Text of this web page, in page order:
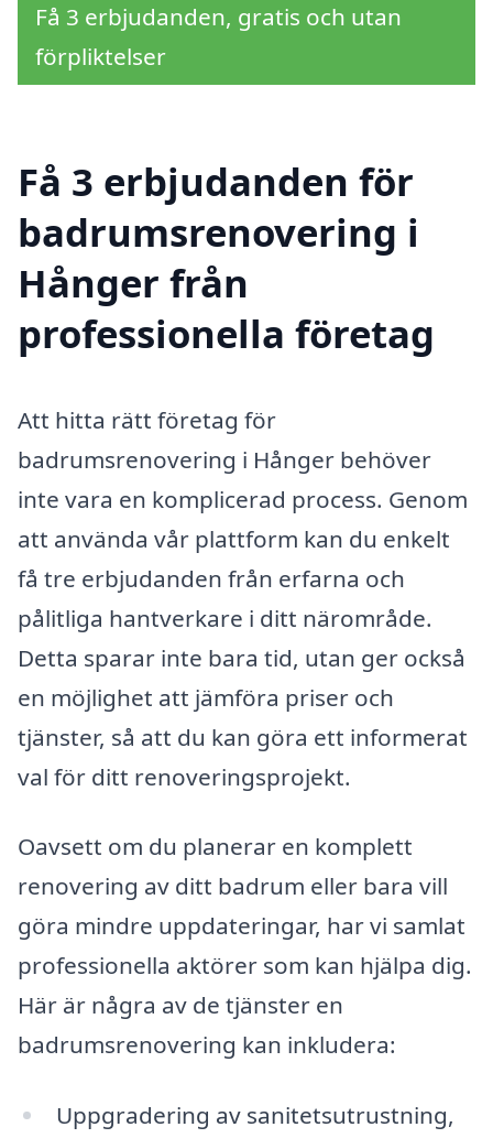
Få 3 erbjudanden, gratis och utan
förpliktelser
Få 3 erbjudanden för
badrumsrenovering i
Hånger från
professionella företag
Att hitta rätt företag för
badrumsrenovering i Hånger behöver
inte vara en komplicerad process. Genom
att använda vår plattform kan du enkelt
få tre erbjudanden från erfarna och
pålitliga hantverkare i ditt närområde.
Detta sparar inte bara tid, utan ger också
en möjlighet att jämföra priser och
tjänster, så att du kan göra ett informerat
val för ditt renoveringsprojekt.
Oavsett om du planerar en komplett
renovering av ditt badrum eller bara vill
göra mindre uppdateringar, har vi samlat
professionella aktörer som kan hjälpa dig.
Här är några av de tjänster en
badrumsrenovering kan inkludera:
Uppgradering av sanitetsutrustning,